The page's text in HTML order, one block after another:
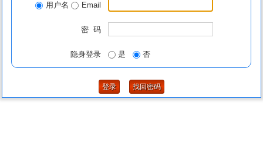
用户名 Email
密 码
隐身登录 是 否